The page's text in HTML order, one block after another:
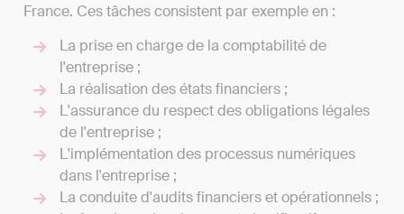
France. Ces tâches consistent par exemple en :
La prise en charge de la comptabilité de
l'entreprise ;
La réalisation des états financiers ;
L'assurance du respect des obligations légales
de l'entreprise ;
L'implémentation des processus numériques
dans l'entreprise ;
La conduite d'audits financiers et opérationnels ;